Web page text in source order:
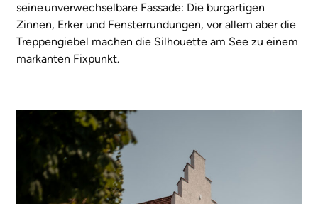
seine unverwechselbare Fassade: Die burgartigen
Zinnen, Erker und Fensterrundungen, vor allem aber die
Treppengiebel machen die Silhouette am See zu einem
markanten Fixpunkt.